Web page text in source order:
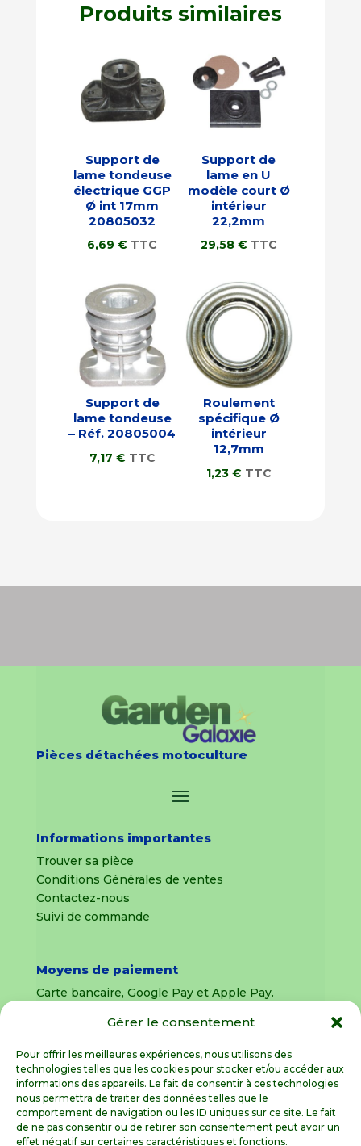
Gérer le consentement
Pour offrir les meilleures expériences, nous utilisons des
technologies telles que les cookies pour stocker et/ou accéder aux
informations des appareils. Le fait de consentir à ces technologies
nous permettra de traiter des données telles que le
comportement de navigation ou les ID uniques sur ce site. Le fait
de ne pas consentir ou de retirer son consentement peut avoir un
effet négatif sur certaines caractéristiques et fonctions.
Produits similaires
Support de
lame tondeuse
électrique GGP
Ø int 17mm
20805032
6,69€ TTC
Support de
lame en U
modèle court Ø
intérieur
22,2mm
29,58 € TTC
Support de
lame tondeuse
– Réf. 20805004
7,17 € TTC
Roulement
spécifique Ø
intérieur
12,7mm
1,23 € TTC
Pièces détachées motoculture
Informations importantes
Trouver sa pièce
Conditions Générales de ventes
Contactez-nous
Suivi de commande
Moyens de paiement
Carte bancaire, Google Pay et Apple Pay.
uniquement
Livraison sous 8 jours pour les pièces
détachées
Livraisons sous 15 jours pour les outillages de
jardin (sous réserve de stock disponible)